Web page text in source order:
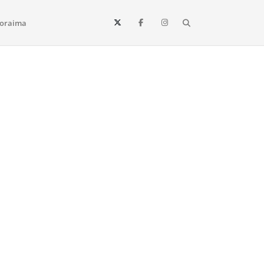
e todo o estado de Roraima. Fique sempre informado